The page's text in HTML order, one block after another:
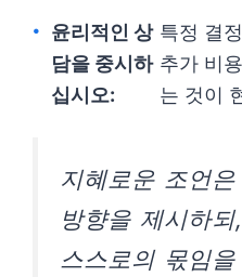
윤리적인 상
담을 중시하
십시오:
특정 결
추가 비
는 것이
지혜로운 조언
방향을 제시하
스스로의 몫임